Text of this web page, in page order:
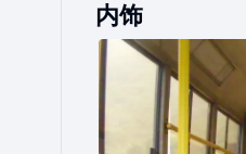
内饰